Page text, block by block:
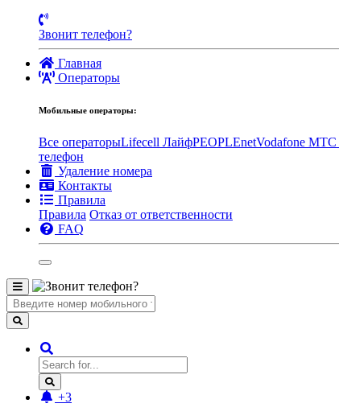
Звонит телефон?
Главная
Операторы
Мобильные операторы:
Все операторыLifecell ЛайфPEOPLEnetVodafone MTC
телефон
Удаление номера
Контакты
Правила
Правила Отказ от ответственности
FAQ
+3